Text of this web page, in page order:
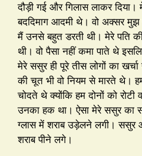
दौड़ी गई और गिलास लाकर
बददिमाग आदमी थे। वो अक्सर
मैं उनसे बहुत डरती थी। मेरे पति
थी। वो पैसा नहीं कमा पाते थे
मेरे ससुर ही पूरे तीस लोगों का
की चूत भी वो नियम से मारते थे।
चोदते थे क्योंकि हम दोनों को
उनका हक था। ऐसा मेरे ससुर का
ग्लास में शराब उड़ेलने लगी। ससुर
शराब पीने लगे।